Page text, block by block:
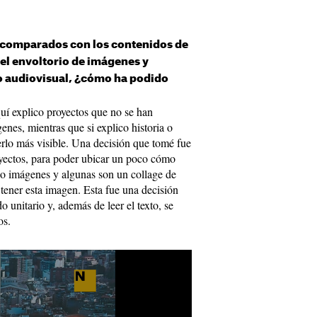
con los contenidos de
envoltorio de imágenes y
audiovisual, ¿cómo ha podido
explico proyectos que no se han
mientras que si explico historia o
más visible. Una decisión que tomé fue
para poder ubicar un poco cómo
imágenes y algunas son un collage de
esta imagen. Esta fue una decisión
unitario y, además de leer el texto, se